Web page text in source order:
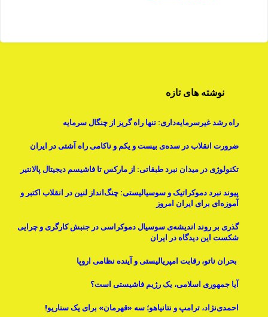
نوشته های تازه
راه رشد غیرسرمایه‌داری: تنها راه گریز از چنگال سرمایه
ضرورت انقلاب در سده‌ی بیست و یکم و ناکامی راه آشتی در ایران
تکنولوژی در میدان نبرد طبقاتی: از مارکس تا فاشیسم دیجیتال پالانتیر
پیوند نبرد دموکراتیک و سوسیالیستی: چنگ‌انداز لنین در انقلاب اکتبر و
آموزه‌ای برای ایران امروز
گذری بر روند اندیشه‌ی سوسیال دموکراسی در جنبش کارگری و چرایی
شکست این دیدگاه در ایران
بحران ناتو، رقابت امپریالیستی و آینده نظامی اروپا
آیا جمهوری اسلامی، یک رژیم فاشیستی است؟
احمدی‌نژاد، ترامپ و نتانیاهو؛ سه «قهرمان» برای یک سناریو!